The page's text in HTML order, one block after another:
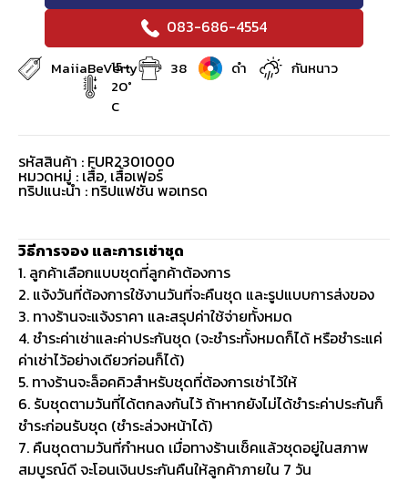
083-686-4554
MaiiaBeVerty
15-
20°
C
38 ดำ กันหนาว
รหัสสินค้า : FUR2301000
หมวดหมู่ : เสื้อ, เสื้อเฟอร์
ทริปแนะนำ : ทริปแฟชั่น พอเทรด
วิธีการจอง และการเช่าชุด
1. ลูกค้าเลือกแบบชุดที่ลูกค้าต้องการ
2. แจ้งวันที่ต้องการใช้งานวันที่จะคืนชุด และรูปแบบการส่งของ
3. ทางร้านจะแจ้งราคา และสรุปค่าใช้จ่ายทั้งหมด
4. ชำระค่าเช่าและค่าประกันชุด (จะชำระทั้งหมดก็ได้ หรือชำระแค่
ค่าเช่าไว้อย่างเดียวก่อนก็ได้)
5. ทางร้านจะล็อคคิวสำหรับชุดที่ต้องการเช่าไว้ให้
6. รับชุดตามวันที่ได้ตกลงกันไว้ ถ้าหากยังไม่ได้ชำระค่าประกันก็
ชำระก่อนรับชุด (ชำระล่วงหน้าได้)
7. คืนชุดตามวันที่กำหนด เมื่อทางร้านเช็คแล้วชุดอยู่ในสภาพ
สมบูรณ์ดี จะโอนเงินประกันคืนให้ลูกค้าภายใน 7 วัน